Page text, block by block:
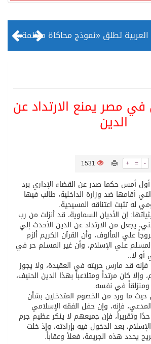
منظمة المرأة العربية تطلق «نموذج محاكاة منظمة المرأة العربية للشباب» بمشاركة 10 دول عربية..غدًا
تسليم 248 حافلة سياحية صينية فاخرة مخصصة للسوق السعودية
في الجييش الكويتي
مدينة الملك سلمان للطاقة “سبارك” توقع اتفاقية تطوير مصانع جاهزة ومتخصصة في مجال الطاقة
البيت العتيق
مصر يمنع الارتداد عن
الدين
+ = -
1531
أمس حكما صدر عن القضاء الإداري برد
أقامها ضد وزارة الداخلية، طالب فيها
له تثبت اعتناقه المسيحية.
إن الأديان السماوية، قد أنزلت من رب
يجعل من الارتداد عن الدين الأحدث إلي
علي المألوف، وأن القرآن الكريم ألزم
المسلم علي الإسلام، وأن غير المسلم حر في
أو لا..
قد مارس حريته في العقيدة، ولا يجوز
وإلا كان مرتداً ومتلاعباً بهذا الدين الحنيف،
ومنزلقاً في نفسه.
ما ورد من الخصوم المتدخلين بشأن
فإنه، وإن حفل الفقه الإسلامي
وتقريراً، فإن جميعهم لا ينكر عظيم جرم
بعد الدخول فيه بإرادته، وإذ خلت
يحدد هذه الجريمة، فعلاً وعقاباً.